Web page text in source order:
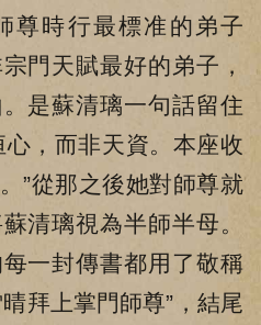
尊時行最標准的弟子
門天賦最好的弟子，
是蘇清璃一句話留住
，而非天資。本座收
”從那之後她對師尊就
清璃視為半師半母。
一封傳書都用了敬稱
拜上掌門師尊”，結尾